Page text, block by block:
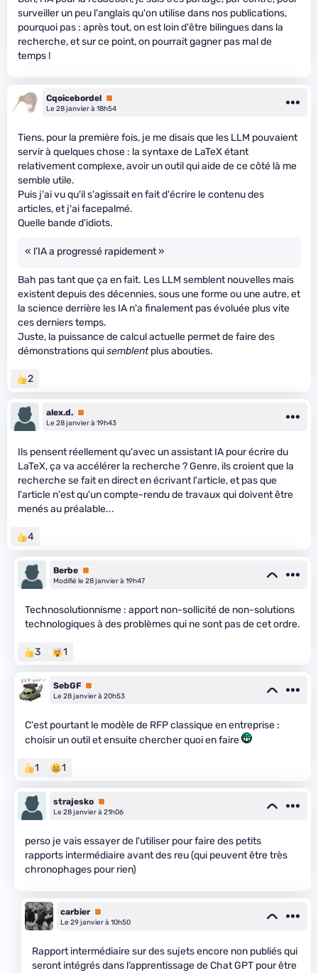
surveiller un peu l'anglais qu'on utilise dans nos publications,
pourquoi pas : après tout, on est loin d'être bilingues dans la
recherche, et sur ce point, on pourrait gagner pas mal de
temps !
Cqoicebordel Premium
Le 28 janvier à 18h54
Tiens, pour la première fois, je me disais que les LLM pouvaient
servir à quelques chose : la syntaxe de LaTeX étant
relativement complexe, avoir un outil qui aide de ce côté là me
semble utile.
Puis j'ai vu qu'il s'agissait en fait d'écrire le contenu des
articles, et j'ai facepalmé.
Quelle bande d'idiots.
« l’IA a progressé rapidement »
Bah pas tant que ça en fait. Les LLM semblent nouvelles mais
existent depuis des décennies, sous une forme ou une autre, et
la science derrière les IA n'a finalement pas évoluée plus vite
ces derniers temps.
Juste, la puissance de calcul actuelle permet de faire des
démonstrations quisemblentplus abouties.
2
alex.d. Premium
Le 28 janvier à 19h43
Ils pensent réellement qu'avec un assistant IA pour écrire du
LaTeX, ça va accélérer la recherche ? Genre, ils croient que la
recherche se fait en direct en écrivant l'article, et pas que
l'article n'est qu'un compte-rendu de travaux qui doivent être
menés au préalable...
4
Berbe Premium
Modifié le 28 janvier à 19h47
Technosolutionnisme : apport non-sollicité de non-solutions
technologiques à des problèmes qui ne sont pas de cet ordre.
3 1
SebGF Premium
Le 28 janvier à 20h53
C'est pourtant le modèle de RFP classique en entreprise :
choisir un outil et ensuite chercher quoi en faire
1 1
strajesko Premium
Le 28 janvier à 21h06
perso je vais essayer de l'utiliser pour faire des petits
rapports intermédiaire avant des reu (qui peuvent être très
chronophages pour rien)
carbier Premium
Le 29 janvier à 10h50
Rapport intermédiaire sur des sujets encore non publiés qui
seront intégrés dans l’apprentissage de Chat GPT pour être